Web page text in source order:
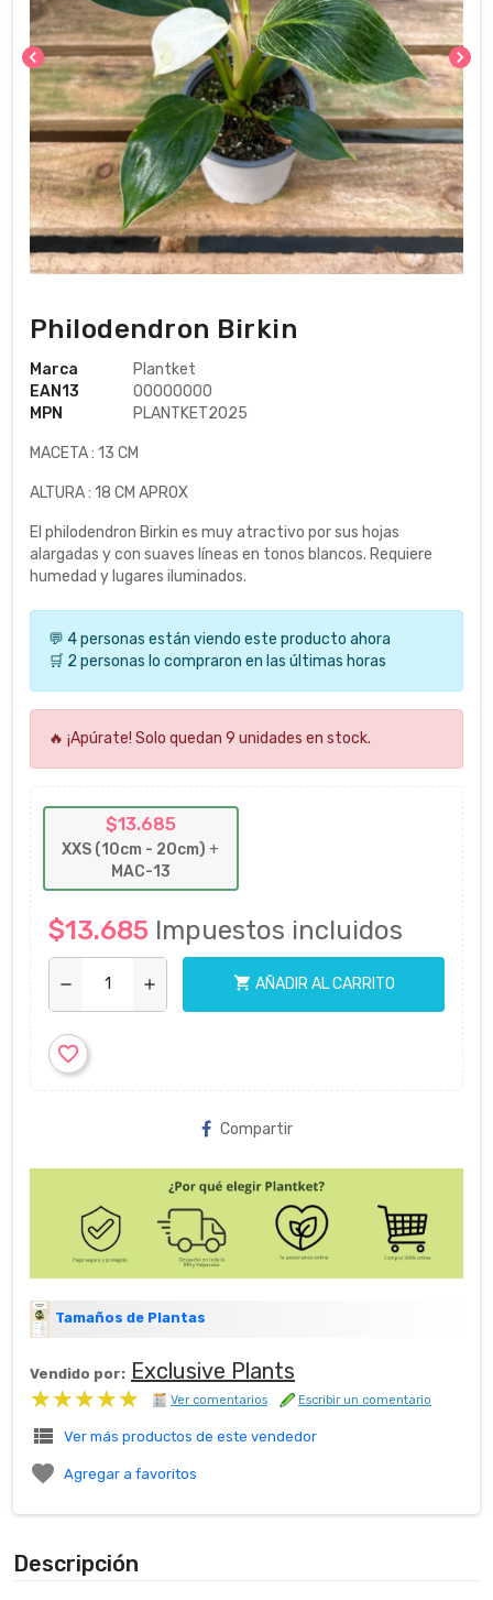
chevron_left chevron_right
Philodendron Birkin
Marca
Plantket
EAN13
00000000
MPN
PLANTKET2025
MACETA : 13 CM
ALTURA : 18 CM APROX
El philodendron Birkin es muy atractivo por sus hojas
alargadas y con suaves líneas en tonos blancos. Requiere
humedad y lugares iluminados.
💬 4 personas están viendo este producto ahora
🛒 2 personas lo compraron en las últimas horas
🔥 ¡Apúrate! Solo quedan 9 unidades en stock.
$13.685
XXS (10cm - 20cm)+
MAC-13
$13.685 Impuestos incluidos
remove add shopping_cart AÑADIR AL CARRITO
favorite_border
Compartir
Tamaños de Plantas
Vendido por: Exclusive Plants
★★★★★
★★★★★ Ver comentarios Escribir un comentario
view_list Ver más productos de este vendedor
 Agregar a favoritos
Descripción